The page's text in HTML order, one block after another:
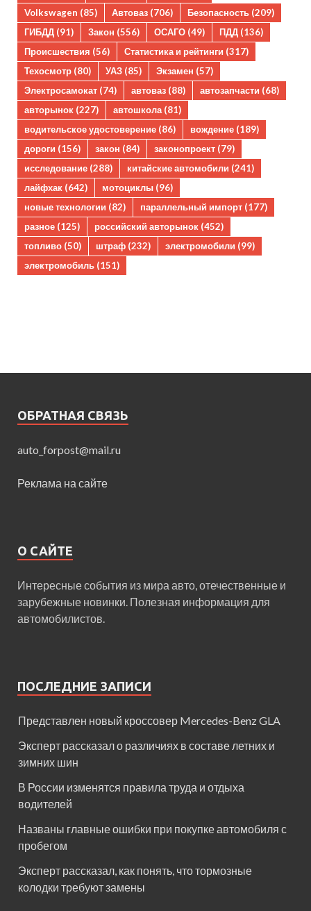
Volkswagen (85) Автоваз (706) Безопасность (209)
ГИБДД (91) Закон (556) ОСАГО (49) ПДД (136)
Происшествия (56) Статистика и рейтинги (317)
Техосмотр (80) УАЗ (85) Экзамен (57)
Электросамокат (74) автоваз (88) автозапчасти (68)
авторынок (227) автошкола(81)
водительское удостоверение (86) вождение (189)
дороги (156) закон (84) законопроект (79)
исследование (288) китайские автомобили (241)
лайфхак (642) мотоциклы (96)
новые технологии (82) параллельный импорт (177)
разное (125) российский авторынок (452)
топливо (50) штраф (232) электромобили (99)
электромобиль (151)
ОБРАТНАЯ СВЯЗЬ
auto_forpost@mail.ru
Реклама на сайте
О САЙТЕ
Интересные события из мира авто, отечественные и
зарубежные новинки. Полезная информация для
автомобилистов.
ПОСЛЕДНИЕ ЗАПИСИ
Представлен новый кроссовер Mercedes-Benz GLA
Эксперт рассказал о различиях в составе летних и
зимних шин
В России изменятся правила труда и отдыха
водителей
Названы главные ошибки при покупке автомобиля с
пробегом
Эксперт рассказал, как понять, что тормозные
колодки требуют замены